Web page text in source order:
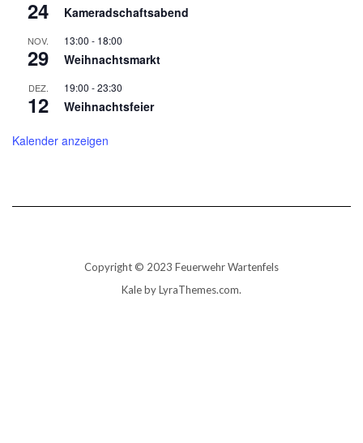
24 Kameradschaftsabend
NOV.
29
13:00 - 18:00
Weihnachtsmarkt
DEZ.
12
19:00 -23:30
Weihnachtsfeier
Kalender anzeigen
Copyright © 2023 Feuerwehr Wartenfels
Kaleby LyraThemes.com.